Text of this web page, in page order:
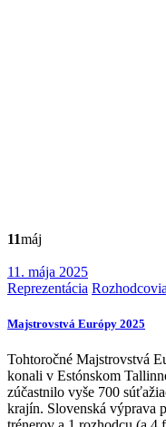
11máj
11. mája 2025
Reprezentácia Rozhodcovia
Majstrovstvá Európy 2025
Tohtoročné Majstrovstvá
konali v Estónskom
zúčastnilo vyše 700
krajín. Slovenská výprava